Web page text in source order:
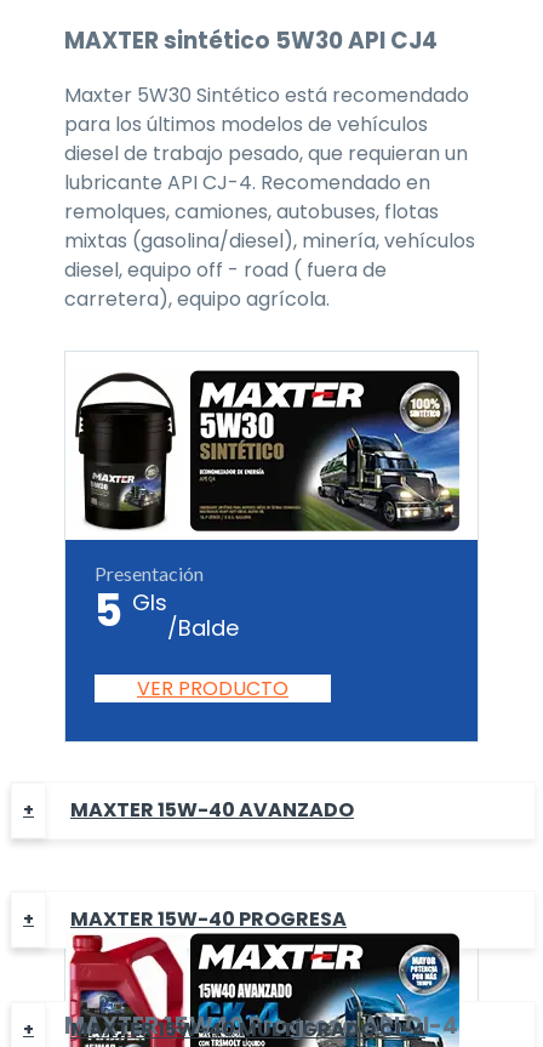
MAXTERsintético 5W30API CJ4
Maxter 5W30 Sintético está recomendado
para los últimos modelos de vehículos
diesel de trabajo pesado, que requieran un
lubricante API CJ-4. Recomendado en
remolques, camiones, autobuses, flotas
mixtas (gasolina/diesel), minería, vehículos
diesel, equipo off - road ( fuera de
carretera), equipo agrícola.
Presentación
5 Gls
/Balde
VER PRODUCTO
MAXTER 15W-40 AVANZADO
MAXTER 15W-40 PROGRESA
MAXTER15W40 ProgresaAPI CI-4
MAXTER 15W-40 MULTÍGRADO CI-4